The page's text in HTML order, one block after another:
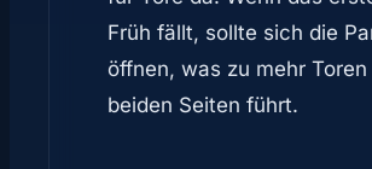
Früh fällt, sollte sich die
öffnen, was zu mehr
beiden Seiten führt.